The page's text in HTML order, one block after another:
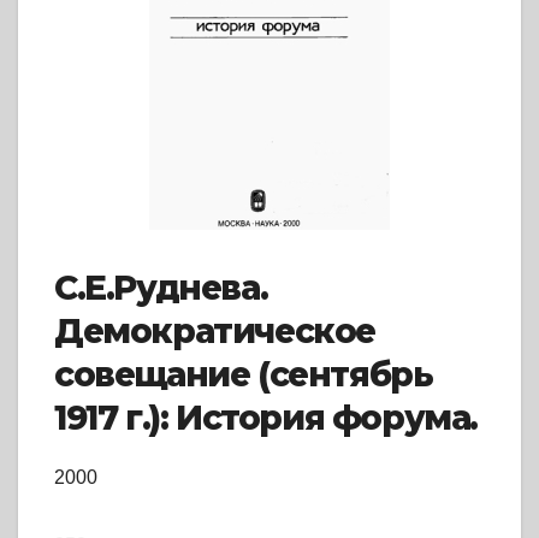
С.Е.Руднева.
Демократическое
совещание (сентябрь
1917 г.): История форума.
2000